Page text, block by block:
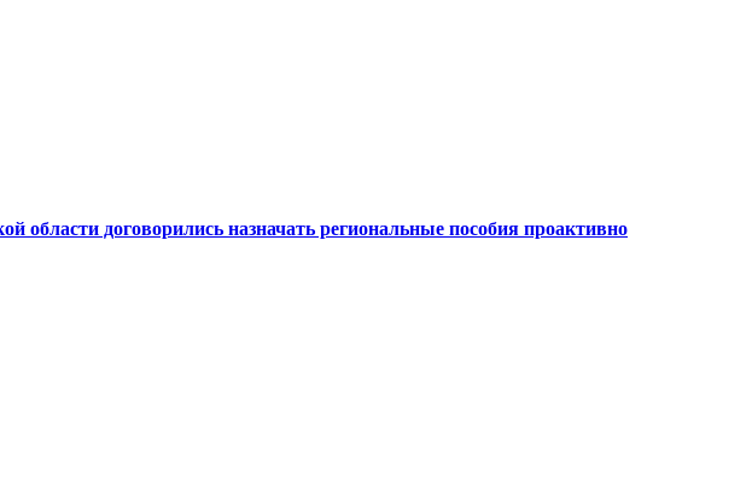
области договорились назначать региональные пособия проактивно